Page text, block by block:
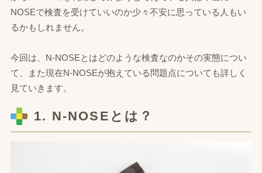
NOSEで検査を受けていいのか少々不安に思っている人もい
るかもしれません。
今回は、N-NOSEとはどのような検査なのかその実態につい
て、また現在N-NOSEが抱えている問題点についても詳しく
見ていきます。
1. N-NOSEとは？